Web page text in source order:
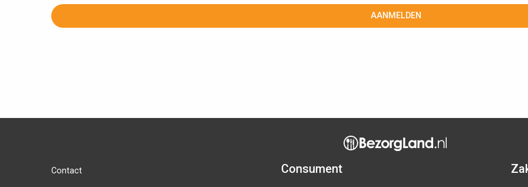
AANMELDEN
Contact Consument